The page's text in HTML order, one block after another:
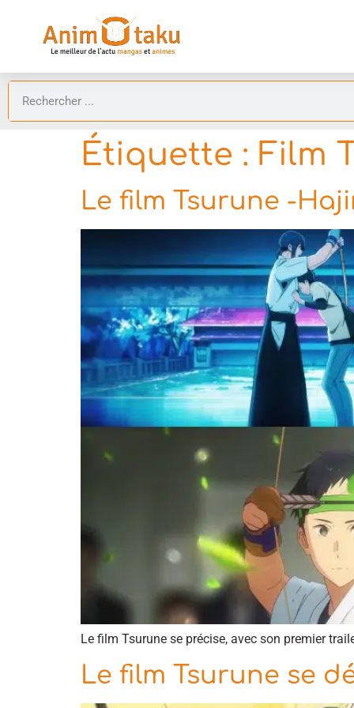
Étiquette : Film
Le film Tsurune -
Le film Tsurune se précise, avec son premier
Le film Tsurune se